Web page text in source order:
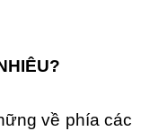
về phía các